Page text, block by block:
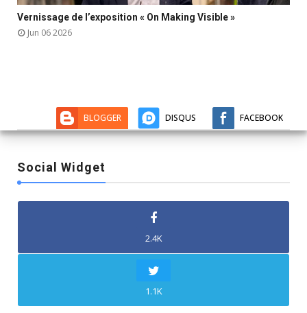
  
Vernissage de l’exposition « On Making Visible »
Jun 06 2026
BLOGGER DISQUS FACEBOOK
Social Widget
2.4K
1.1K